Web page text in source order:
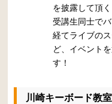
を披露して頂く
受講生同士で
経てライブの
ど、イベント
す！
川崎キーボード教